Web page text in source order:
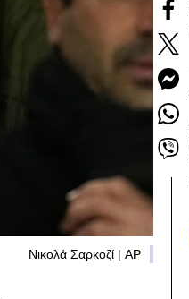
Νικολά Σαρκοζί | AP